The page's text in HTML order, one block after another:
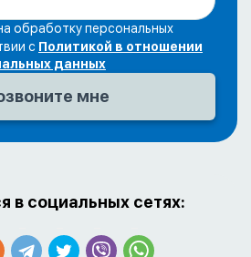
обработку персональных
с Политикой в отношении
данных
в социальных сетях: